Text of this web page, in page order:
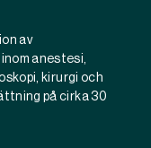
av
anestesi,
kirurgi och
på cirka 30